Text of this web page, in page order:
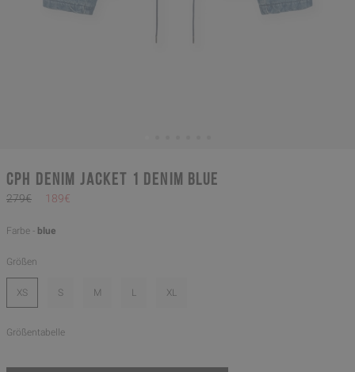
CPH DENIM JACKET 1 denim blue
279€ 189€
Farbe - blue
Größen
XS S M L XL
Größentabelle